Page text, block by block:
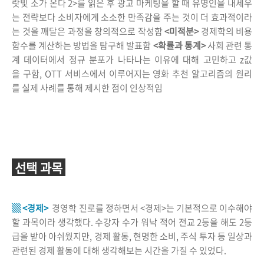
랏빛 소가 온다 2>를 읽은 후 광고 마케팅을 할 때 유명인을 내세우
는 전략보다 소비자에게 소소한 만족감을 주는 것이 더 효과적이라
는 것을 깨달은 과정을 창의적으로 작성함<미적분>경제학의 비용
함수를 계산하는 방법을 탐구해 발표함 <확률과 통계>사회 관련 통
계 데이터에서 정규 분포가 나타나는 이유에 대해 고민하고 z값
을 구함, OTT 서비스에서 이루어지는 영화 추천 알고리즘의 원리
를 실제 사례를 통해 제시한 점이 인상적임
선택 과목
▒ <경제> 경영학 진로를 정하면서 <경제>는 기본적으로 이수해야
할 과목이라 생각했다. 수강자 수가 워낙 적어 전교 2등을 해도 2등
급을 받아 아쉬웠지만, 경제 활동, 현명한 소비, 주식 투자 등 일상과
관련된 경제 활동에 대해 생각해보는 시간을 가질 수 있었다.